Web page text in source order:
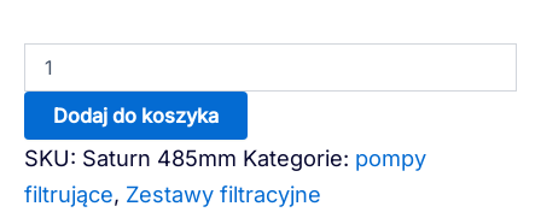
Saturn
485mm
z
pompą
10
m3/h
0,73
Dodaj do koszyka
SKU: Saturn 485mm Kategorie: pompy
filtrujące, Zestawy filtracyjne